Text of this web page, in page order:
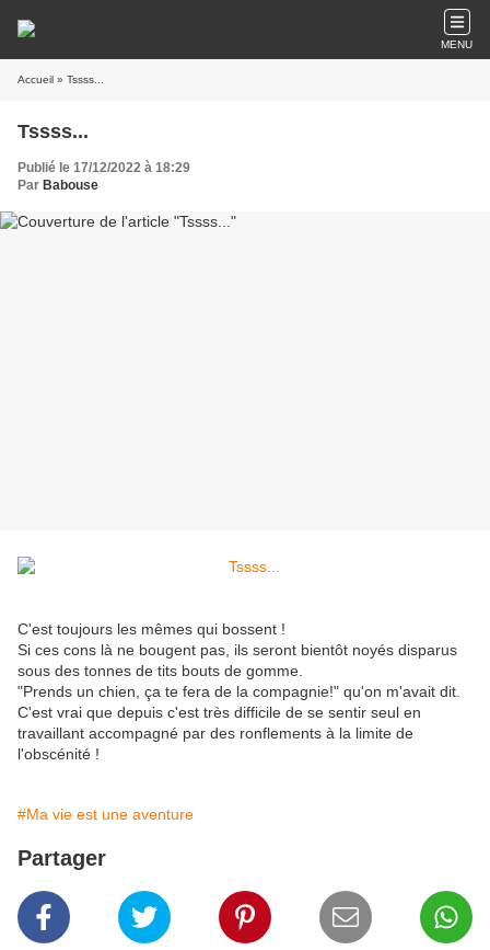
MENU
Accueil » Tssss...
Tssss...
Publié le 17/12/2022 à 18:29
Par Babouse
C'est toujours les mêmes qui bossent !
Si ces cons là ne bougent pas, ils seront bientôt noyés disparus
sous des tonnes de tits bouts de gomme.
"Prends un chien, ça te fera de la compagnie!" qu'on m'avait dit.
C'est vrai que depuis c'est très difficile de se sentir seul en
travaillant accompagné par des ronflements à la limite de
l'obscénité !
#Ma vie est une aventure
Partager